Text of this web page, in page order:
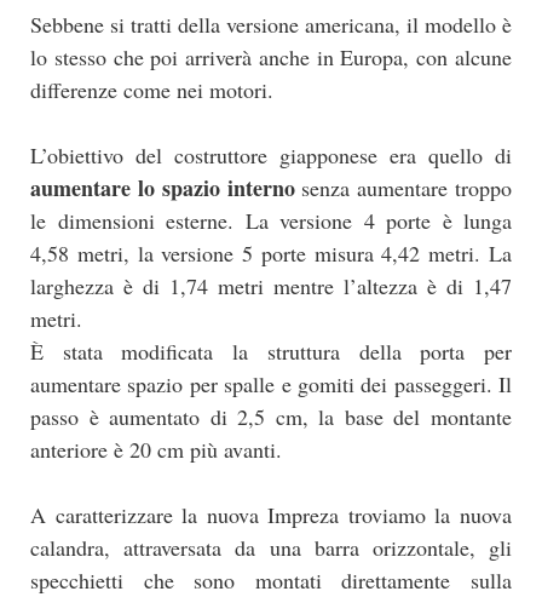
Sebbene si tratti della versione americana, il modello è
lo stesso che poi arriverà anche in Europa, con alcune
differenze come nei motori.
L’obiettivo del costruttore giapponese era quello di
aumentare lo spazio internosenza aumentare troppo
le dimensioni esterne. La versione 4 porte è lunga
4,58 metri, la versione 5 porte misura 4,42 metri. La
larghezza è di 1,74 metri mentre l’altezza è di 1,47
metri.
È stata modificata la struttura della porta per
aumentare spazio per spalle e gomiti dei passeggeri. Il
passo è aumentato di 2,5 cm, la base del montante
anteriore è 20 cm più avanti.
A caratterizzare la nuova Impreza troviamo la nuova
calandra, attraversata da una barra orizzontale, gli
specchietti che sono montati direttamente sulla